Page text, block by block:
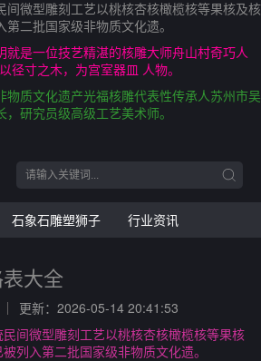
间微型雕刻工艺以桃核杏核橄榄核等果核及核
二批国家级非物质文化遗。
就是一位技艺精湛的核雕大师舟山村奇巧人
径寸之木，为宫室器皿 人物。
物质文化遗产光福核雕代表性传承人苏州市吴
研究员级高级工艺美术师。
石象石雕塑狮子 行业资讯
大全
更新：2026-05-14 20:41:53
间微型雕刻工艺以桃核杏核橄榄核等果核
列入第二批国家级非物质文化遗。